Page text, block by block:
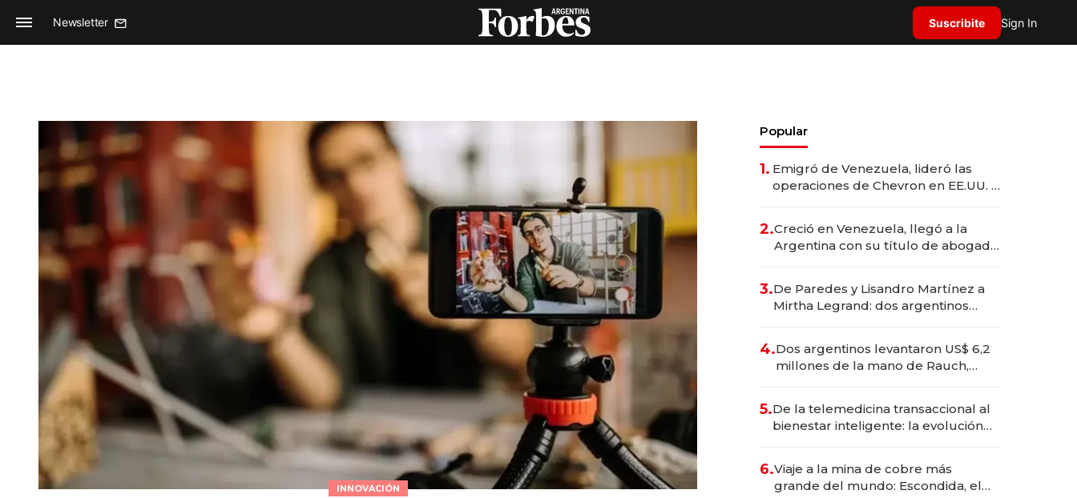
Newsletter Suscribite Sign In
INNOVACIÓN
Popular
1. Emigró de Venezuela, lideró las
operaciones de Chevron en EE.UU. y
2.Creció en Venezuela, llegó a la
Argentina con su título de abogado
marcas "fast premium"
3.De Paredes y Lisandro Martínez a
Mirtha Legrand: dos argentinos
deportivo y el cuidado corporal
4.Dos argentinos levantaron US$ 6,2
millones de la mano de Rauch,
5.De la telemedicina transaccional al
bienestar inteligente: la evolución
6.Viaje a la mina de cobre más
grande del mundo: Escondida, el